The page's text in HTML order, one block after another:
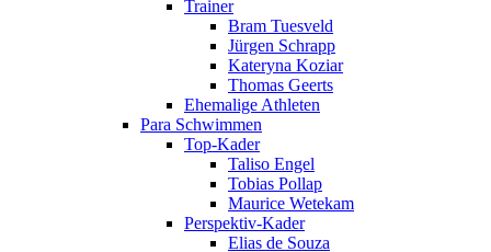
Trainer
Bram Tuesveld
Jürgen Schrapp
Kateryna Koziar
Thomas Geerts
Ehemalige Athleten
Para Schwimmen
Top-Kader
Taliso Engel
Tobias Pollap
Maurice Wetekam
Perspektiv-Kader
Elias de Souza